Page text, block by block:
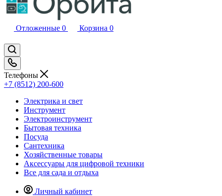
Отложенные 0 Корзина 0
Телефоны
+7 (8512) 200-600
Электрика и свет
Инструмент
Электроинструмент
Бытовая техника
Посуда
Сантехника
Хозяйственные товары
Аксессуары для цифровой техники
Все для сада и отдыха
Личный кабинет